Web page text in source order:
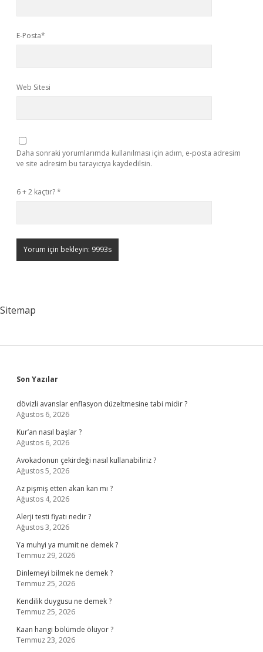
E-Posta*
Web Sitesi
Daha sonraki yorumlarımda kullanılması için adım, e-posta adresim
ve site adresim bu tarayıcıya kaydedilsin.
6 + 2 kaçtır?*
Sitemap
Sidebar
Son Yazılar
dövizli avanslar enflasyon düzeltmesine tabi midir ?
Ağustos 6, 2026
Kur’an nasıl başlar ?
Ağustos 6, 2026
Avokadonun çekirdeği nasıl kullanabiliriz ?
Ağustos 5, 2026
Az pişmiş etten akan kan mı ?
Ağustos 4, 2026
Alerji testi fiyatı nedir ?
Ağustos 3, 2026
Ya muhyi ya mumit ne demek ?
Temmuz 29, 2026
Dinlemeyi bilmek ne demek ?
Temmuz 25, 2026
Kendilik duygusu ne demek ?
Temmuz 25, 2026
Kaan hangi bölümde ölüyor ?
Temmuz 23, 2026